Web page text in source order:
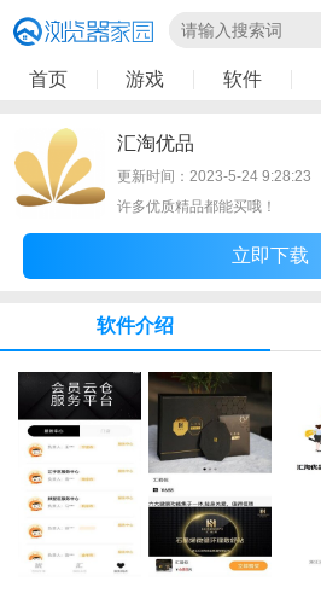
首页 游戏 软件
汇淘优品
更新时间：2023-5-24 9:28:23
许多优质精品都能买哦！
立即下载
软件介绍